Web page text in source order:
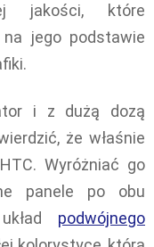
jakości, które
na jego podstawie
i z dużą dozą
że właśnie
Wyróżniać go
panele po obu
podwójnego